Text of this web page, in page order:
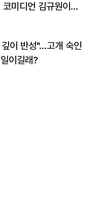
미디언 김규원이었
이 반성"…고개 숙인
이길래?